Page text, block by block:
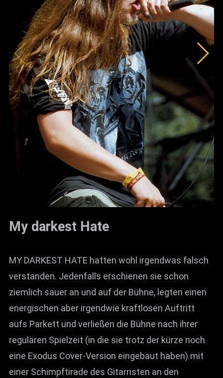
My darkest Hate
MY DARKEST HATE hatten wohl irgendwas falsch
verstanden. Jedenfalls erschienen sie schon
ziemlich sauer an und auf der Bühne, legten einen
energischen aber irgendwie kraftlosen Auftritt
aufs Parkett und verließen die Bühne nach ihrer
regulären Spielzeit (in die sie trotz der kürze noch
eine Exodus Cover-Version eingebaut haben) mit
einer Schimpftirade des Gitarristen an den